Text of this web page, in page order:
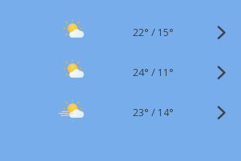
22° / 15°
24° / 11°
23° / 14°